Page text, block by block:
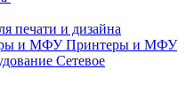
печати и дизайна
Принтеры и МФУ
Сетевое